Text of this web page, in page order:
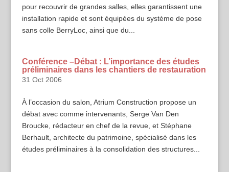
pour recouvrir de grandes salles, elles garantissent une
installation rapide et sont équipées du système de pose
sans colle BerryLoc, ainsi que du...
Conférence –Débat : L’importance des études
préliminaires dans les chantiers de restauration
31 Oct 2006
À l’occasion du salon, Atrium Construction propose un
débat avec comme intervenants, Serge Van Den
Broucke, rédacteur en chef de la revue, et Stéphane
Berhault, architecte du patrimoine, spécialisé dans les
études préliminaires à la consolidation des structures...